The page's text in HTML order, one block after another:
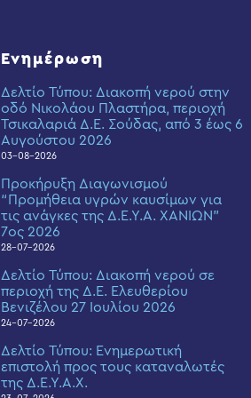
Ενημέρωση
Δελτίο Τύπου: Διακοπή νερού στην
οδό Νικολάου Πλαστήρα, περιοχή
Τσικαλαριά Δ.Ε. Σούδας, από 3 έως 6
Αυγούστου 2026
03-08-2026
Προκήρυξη Διαγωνισμού
“Προμήθεια υγρών καυσίμων για
τις ανάγκες της Δ.Ε.Υ.Α. ΧΑΝΙΩΝ”
7ος 2026
28-07-2026
Δελτίο Τύπου: Διακοπή νερού σε
περιοχή της Δ.Ε. Ελευθερίου
Βενιζέλου 27 Ιουλίου 2026
24-07-2026
Δελτίο Τύπου: Eνημερωτική
επιστολή προς τους καταναλωτές
της Δ.Ε.Υ.Α.Χ.